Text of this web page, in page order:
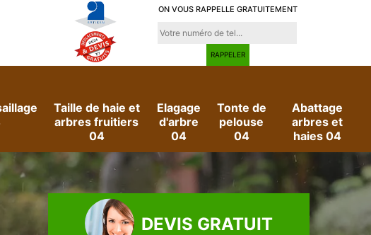
ON VOUS RAPPELLE GRATUITEMENT
Taille de haie et
arbres fruitiers
04
Elagage
d'arbre
04
Tonte de
pelouse
04
Abattage
arbres et
haies 04
DEVIS GRATUIT